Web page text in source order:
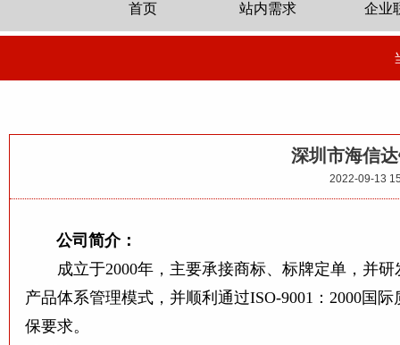
首页 站内需求 企业
深圳市海信
2022-09-13
公司简介：
成立于2000年，主要承接商标、标牌定单，并
产品体系管理模式，并顺利通过ISO-9001：2000国
保要求。